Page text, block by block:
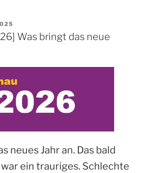
Was bringt das neue
neues Jahr an. Das bald
ein trauriges. Schlechte